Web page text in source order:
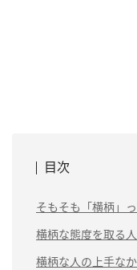
目次
そもそも「横柄」
横柄な態度を取る
横柄な人の上手な